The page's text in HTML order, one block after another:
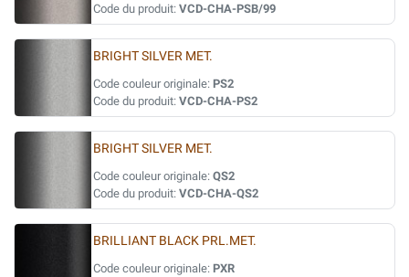
Code du produit: VCD-CHA-PSB/99
BRIGHT SILVER MET.
Code couleur originale: PS2
Code du produit: VCD-CHA-PS2
BRIGHT SILVER MET.
Code couleur originale: QS2
Code du produit: VCD-CHA-QS2
BRILLIANT BLACK PRL.MET.
Code couleur originale: PXR